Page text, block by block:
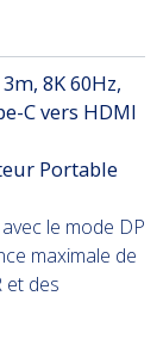
8K 60Hz,
C vers HDMI
Portable
le mode DP
maximale de
et des